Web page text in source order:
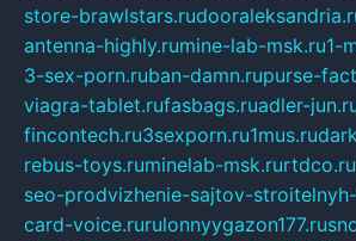
store-brawlstars.ru
antenna-highly.rumine-lab-msk.ru1-
3-sex-porn.ruban-damn.rupurse-
viagra-tablet.rufasbags.ruadler-
fincontech.ru3sexporn.ru1mus.ru
rebus-toys.ruminelab-msk.rurtdco.ru
seo-prodvizhenie-sajtov-
card-voice.rurulonnyygazon177.ru